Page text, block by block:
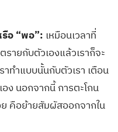
อ“พอ”: เหมือนเวลาที่
รายกับตัวเองแล้วเราก็จะ
าทำแบบนั้นกับตัวเรา เตือน
ง นอกจากนี้ การตะโกน
คือย้ายสัมผัสออกจากใน